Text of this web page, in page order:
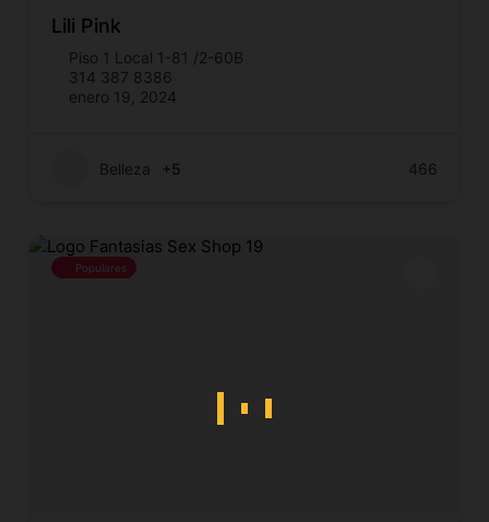
Lili Pink
Piso 1 Local 1-81 /2-60B
314 387 8386
enero 19, 2024
Belleza +5 466
Populares